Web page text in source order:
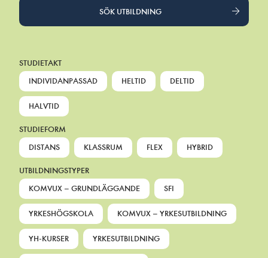
SÖK UTBILDNING
STUDIETAKT
INDIVIDANPASSAD
HELTID DELTID
HALVTID
STUDIEFORM
DISTANS
KLASSRUM FLEX HYBRID
UTBILDNINGSTYPER
KOMVUX – GRUNDLÄGGANDE
SFI
YRKESHÖGSKOLA KOMVUX – YRKESUTBILDNING
YH-KURSER YRKESUTBILDNING